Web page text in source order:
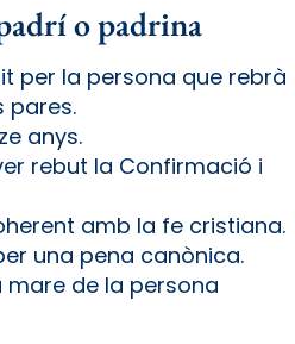
o padrina
per la persona que rebrà
pares.
anys.
rebut la Confirmació i
amb la fe cristiana.
una pena canònica.
mare de la persona